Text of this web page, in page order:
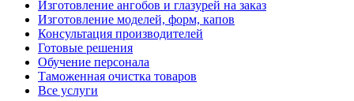
Изготовление ангобов и глазурей на заказ
Изготовление моделей, форм, капов
Консультация производителей
Готовые решения
Обучение персонала
Таможенная очистка товаров
Все услуги